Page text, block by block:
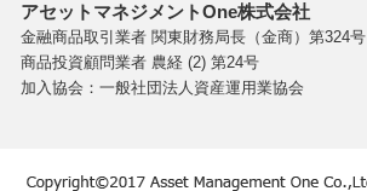
アセットマネジメントOne株式会社
金融商品取引業者 関東財務局長（金商）第324号
商品投資顧問業者 農経 (2) 第24号
加入協会：一般社団法人資産運用業協会